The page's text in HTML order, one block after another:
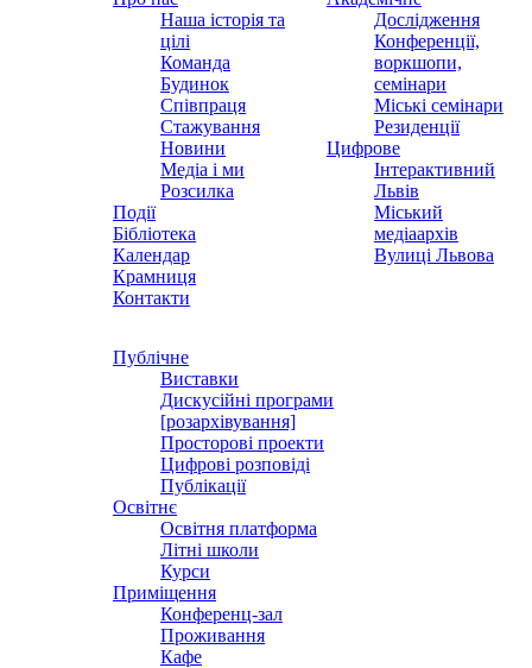
Наша історія та
цілі
Команда
Будинок
Співпраця
Стажування
Новини
Медіа і ми
Розсилка
Події
Бібліотека
Календар
Крамниця
Контакти
Дослідження
Конференції,
воркшопи,
семінари
Міські семінари
Резиденції
Цифрове
Інтерактивний
Львів
Міський
медіаархів
Вулиці Львова
Публічне
Виставки
Дискусійні програми
[розархівування]
Просторові проекти
Цифрові розповіді
Публікації
Освітнє
Освітня платформа
Літні школи
Курси
Приміщення
Конференц-зал
Проживання
Кафе